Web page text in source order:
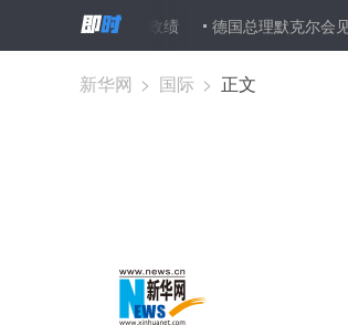
执政百日政绩 德国总理默克尔会见王毅
新华网 > 国际 > 正文